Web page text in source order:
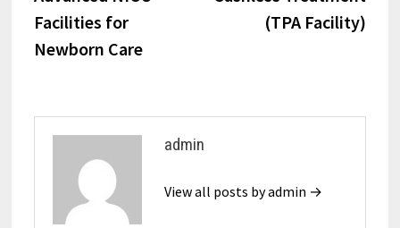
Facilities for
Newborn Care
(TPA Facility)
admin
View all posts by admin →